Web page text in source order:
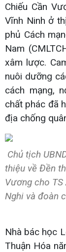
Chiếu Cần
Vĩnh Ninh ở
phủ Cách
Nam
xâm lược.
nuôi dưỡng
cách mạng,
chất phác đã
địa chống
Chủ tịch
thiệu về Đền
Vương cho TS
Nghi và đoàn
Nhà bác học
Thuận Hóa